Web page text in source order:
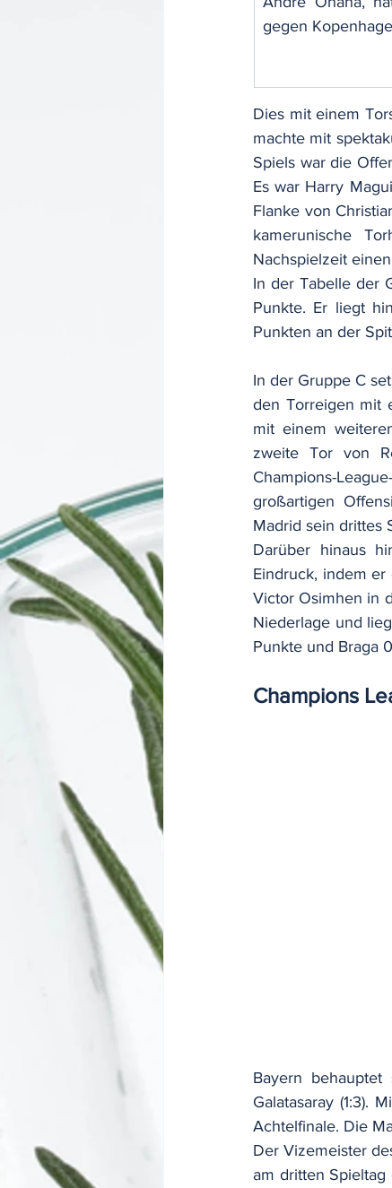
gegen
Dies mit einem
machte mit
Spiels war die
Es war Harry
Flanke von
kamerunische
Nachspielzeit
In der Tabelle der
Punkte. Er liegt
Punkten an der
In der Gruppe C
den Torreigen mit
mit einem
zweite Tor von
Champions-
großartigen
Madrid sein drittes
Darüber hinaus
Eindruck, indem er
Victor Osimhen in
Niederlage und
Punkte und Braga
Champions
Bayern
Galatasaray (1:3).
Achtelfinale. Die
Der Vizemeister
am dritten Spieltag